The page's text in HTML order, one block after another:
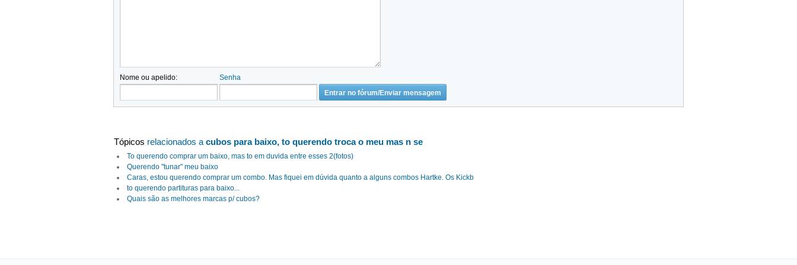
Nome ou apelido: Senha
Tópicos relacionados a cubos para baixo, to querendo troca o meu mas n se
To querendo comprar um baixo, mas to em duvida entre esses 2(fotos)
Querendo "tunar" meu baixo
Caras, estou querendo comprar um combo. Mas fiquei em dúvida quanto a alguns combos Hartke. Os Kickb
to querendo partituras para baixo...
Quais são as melhores marcas p/ cubos?